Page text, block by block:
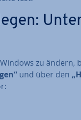
zu ändern,
und über den